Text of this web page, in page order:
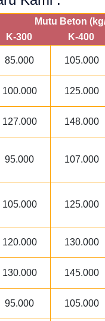
Mutu Beton
K-300
K-400
85.000 105.000
100.000 125.000
127.000 148.000
95.000 107.000
105.000 125.000
120.000 130.000
130.000 145.000
95.000 105.000